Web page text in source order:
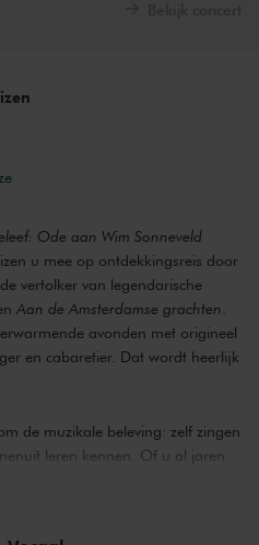
Ode aan Wim Sonneveld
u mee op ontdekkingsreis door
vertolker van legendarische
Aan de Amsterdamse grachten
avonden met origineel
en cabaretier. Dat wordt heerlijk
de muzikale beleving: zelf zingen
leren kennen. Of u al jaren
is welkom. Laat u meenemen in